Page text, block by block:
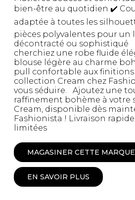
bien-être au quotidien ✔️
adaptée à toutes les
pièces polyvalentes pour un
décontracté ou sophistiqué
cherchiez une robe fluide
blouse légère au charme
pull confortable aux finitions
collection Cream chez
vous séduire. Ajoutez une
raffinement bohème à votre
Cream, disponible dès
Fashionista ! Livraison
limitées
MAGASINER CETTE MARQUE
EN SAVOIR PLUS